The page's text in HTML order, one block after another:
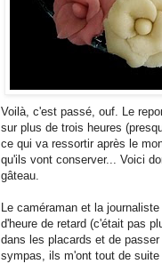
Voilà, c'est passé, ouf. Le
sur plus de trois heures
ce qui va ressortir après le
qu'ils vont conserver... Voici
gâteau.
Le caméraman et la
d'heure de retard (c'était pas
dans les placards et de
sympas, ils m'ont tout de